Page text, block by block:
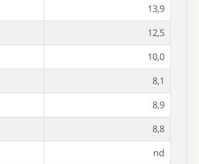
13,9
12,5
10,0
8,1
8,9
8,8
nd